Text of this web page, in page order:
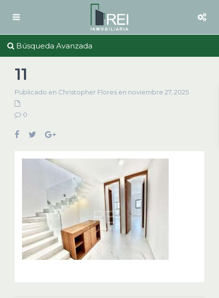
Búsqueda Avanzada
11
Publicado en Christopher Flores en noviembre 27, 2025
0